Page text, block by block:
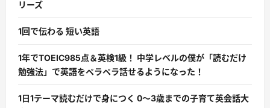
リーズ
1回で伝わる 短い英語
1年でTOEIC985点＆英検1級！ 中学レベルの僕が「読むだけ
勉強法」で英語をペラペラ話せるようになった！
1日1テーマ読むだけで身につく 0〜3歳までの子育て英会話大